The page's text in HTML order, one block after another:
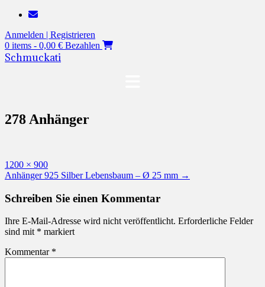
Zum
springen
Anmelden | Registrieren
0 items - 0,00 € Bezahlen
Schmuckati
278 Anhänger
Originalgröße
1200 × 900
Beitragsnavigation
Anhänger 925 Silber Lebensbaum – Ø 25 mm →
Schreiben Sie einen Kommentar
Ihre E-Mail-Adresse wird nicht veröffentlicht. Erforderliche Felder
sind mit * markiert
Kommentar *